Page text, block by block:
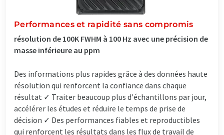
Performances et rapidité sans compromis
résolution de 100K FWHM à 100 Hz avec une précision de
masse inférieure au ppm
Des informations plus rapides grâce à des données haute
résolution qui renforcent la confiance dans chaque
résultat ✓ Traiter beaucoup plus d'échantillons par jour,
accélérer les études et réduire le temps de prise de
décision ✓ Des performances fiables et reproductibles
qui renforcent les résultats dans les flux de travail de